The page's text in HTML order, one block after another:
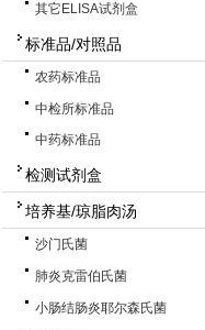
其它ELISA试剂盒
标准品/对照品
农药标准品
中检所标准品
中药标准品
检测试剂盒
培养基/琼脂肉汤
沙门氏菌
肺炎克雷伯氏菌
小肠结肠炎耶尔森氏菌